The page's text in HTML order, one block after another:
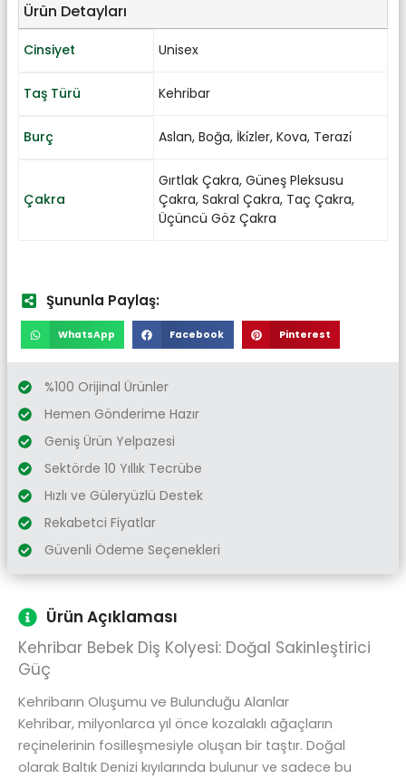
Ürün Detayları
Cinsiyet Unisex
Taş Türü Kehribar
Burç Aslan, Boğa, İki̇zler, Kova, Terazi̇
Çakra
Gırtlak Çakra, Güneş Pleksusu
Çakra, Sakral Çakra, Taç Çakra,
Üçüncü Göz Çakra
Şununla Paylaş:
WhatsApp Facebook Pinterest
%100 Orijinal Ürünler
Hemen Gönderime Hazır
Geniş Ürün Yelpazesi
Sektörde 10 Yıllık Tecrübe
Hızlı ve Güleryüzlü Destek
Rekabetci Fiyatlar
Güvenli Ödeme Seçenekleri
Ürün Açıklaması
Kehribar Bebek Diş Kolyesi: Doğal Sakinleştirici
Güç
Kehribarın Oluşumu ve Bulunduğu Alanlar
Kehribar, milyonlarca yıl önce kozalaklı ağaçların
reçinelerinin fosilleşmesiyle oluşan bir taştır. Doğal
olarak Baltık Denizi kıyılarında bulunur ve sadece bu